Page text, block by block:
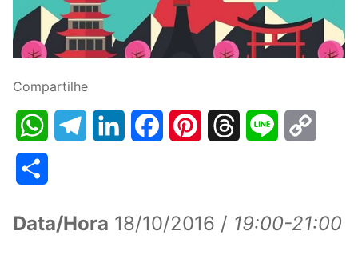
Compartilhe
WhatsAppTelegramLinkedInFacebookPinterestThreads Line
Data/Hora 18/10/2016 / 19:00-21:00